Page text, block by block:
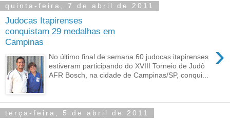
quinta-feira, 7 de abril de 2011
Judocas Itapirenses
conquistam 29 medalhas em
Campinas
›
No último final de semana 60 judocas itapirenses
estiveram participando do XVIII Torneio de Judô
AFR Bosch, na cidade de Campinas/SP, conqui...
terça-feira, 5 de abril de 2011